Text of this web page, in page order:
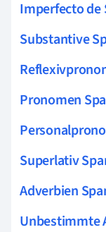
Imperfecto
Substantive
Pronomen
Superlativ
Adverbien
Unbestimmte